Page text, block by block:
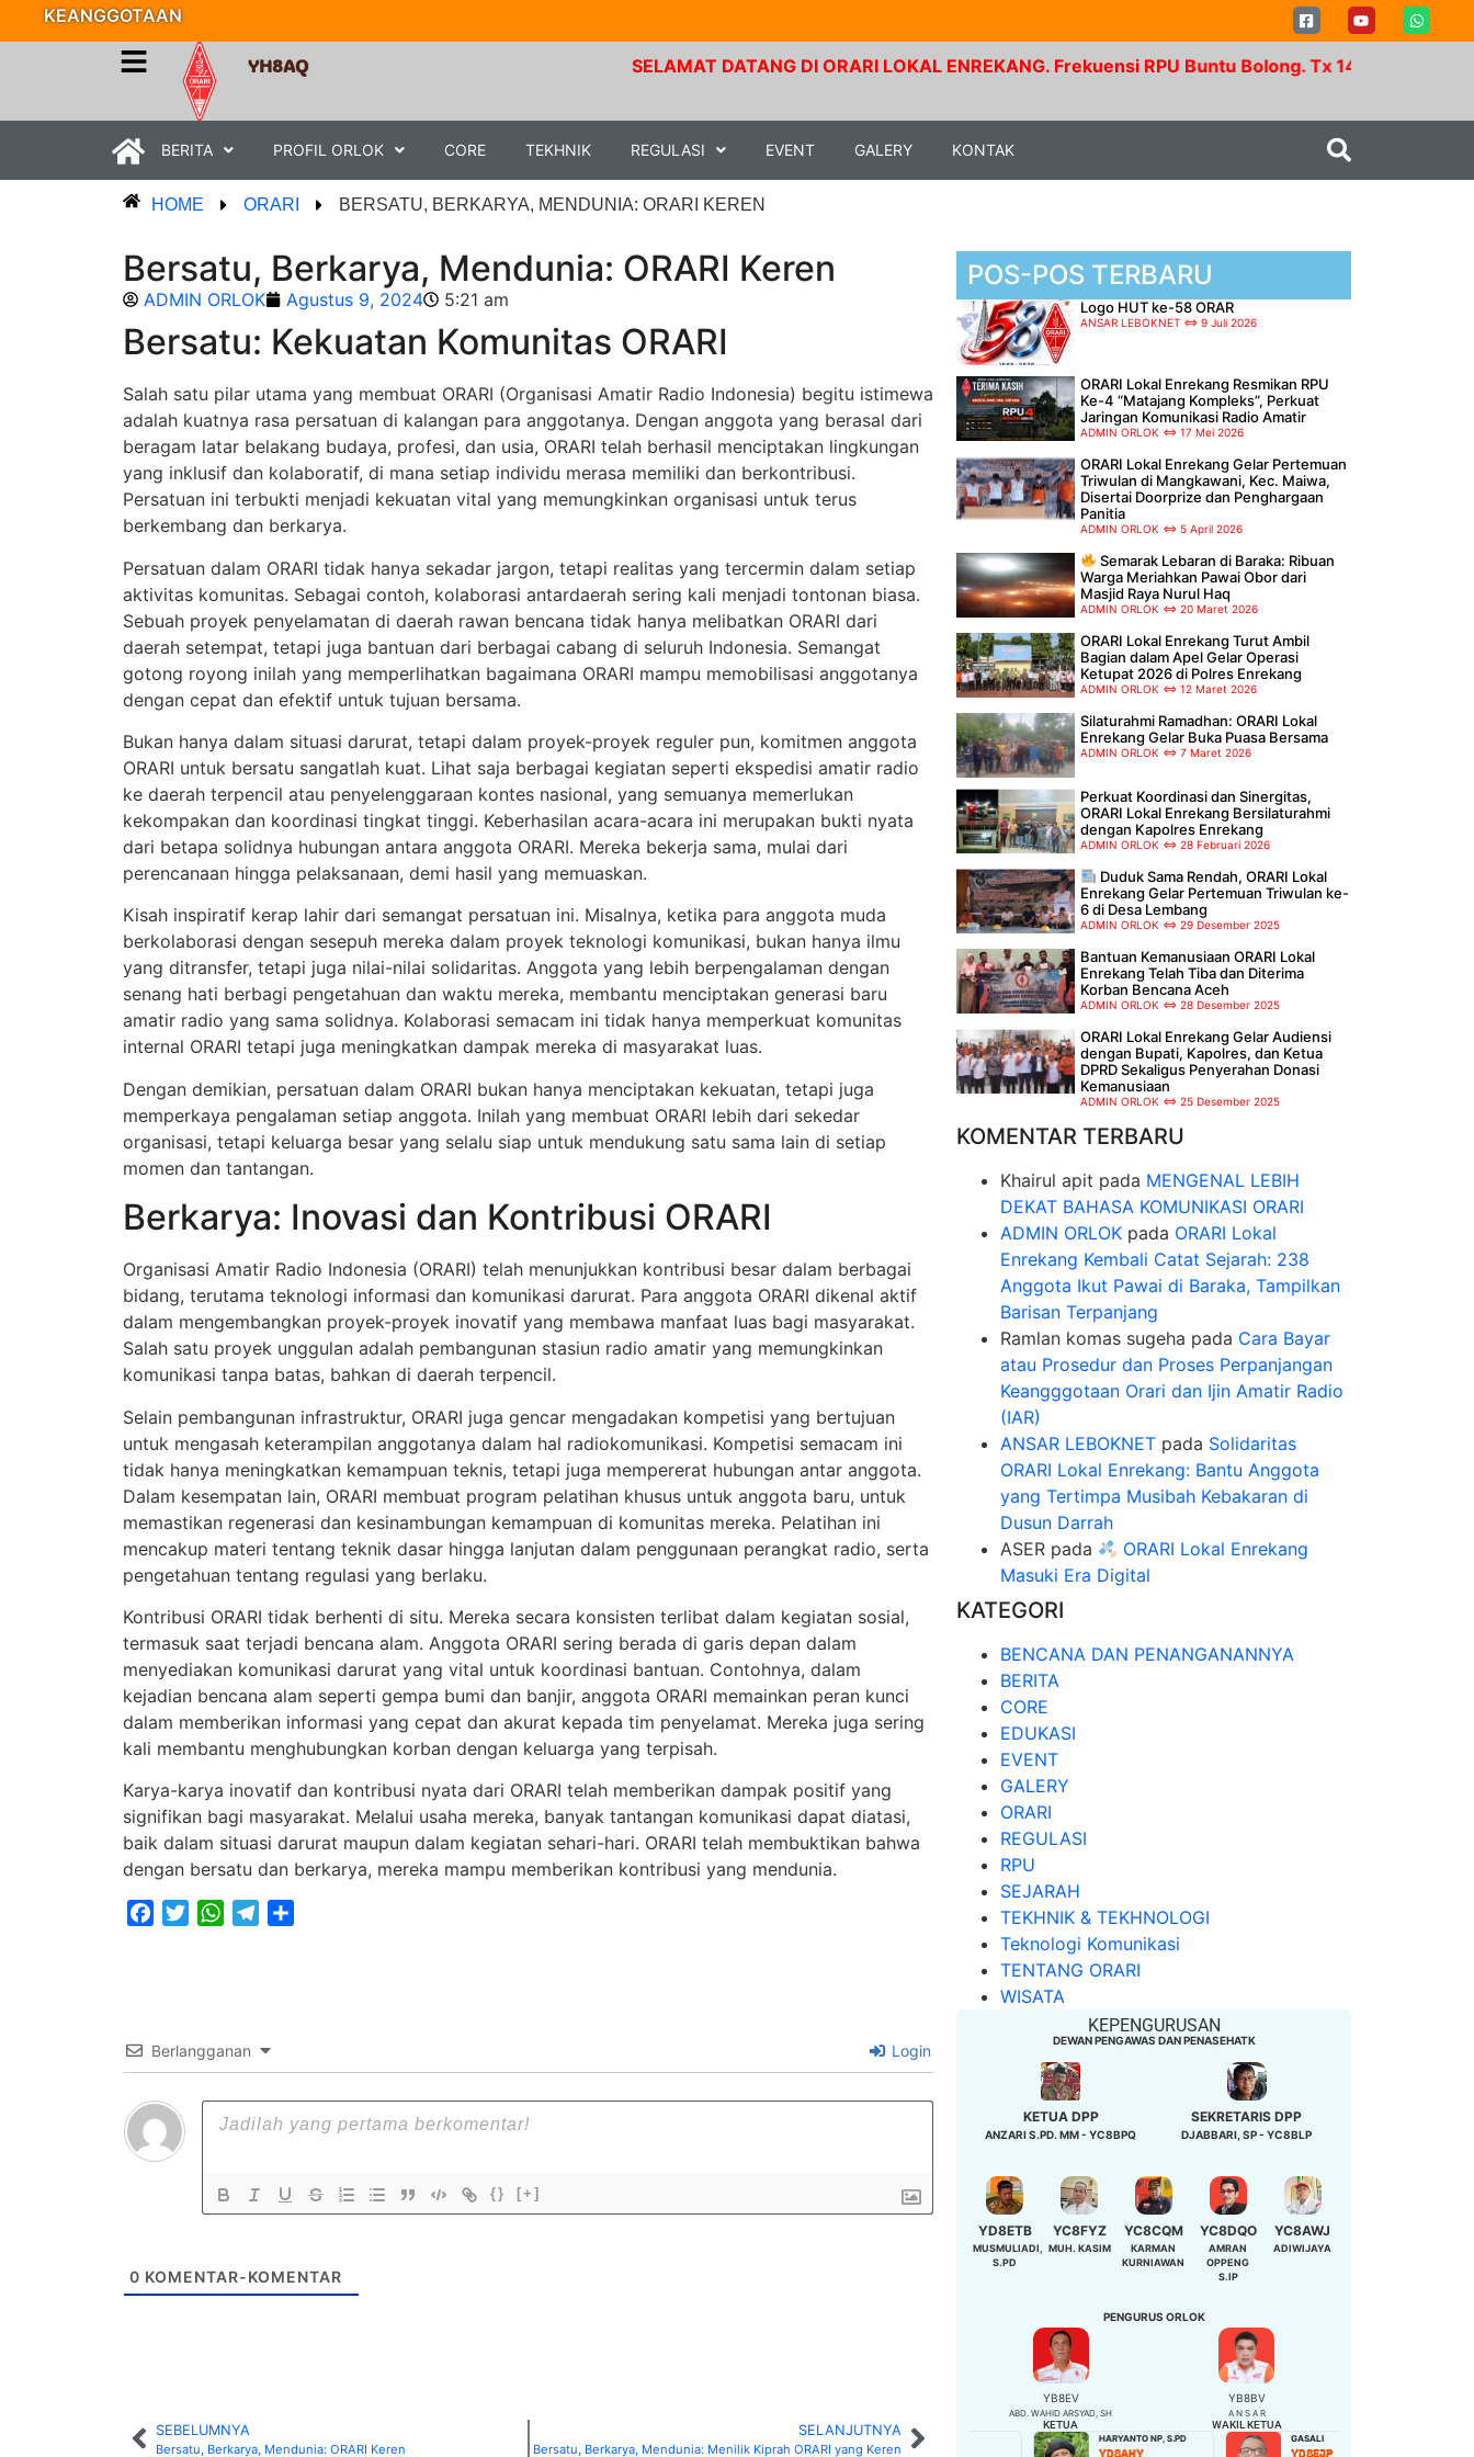
KEANGGOTAAN
YH8AQ SELAMAT DATANG DI ORARI LOKAL ENREKANG. Frekuensi RPU Buntu Bolong. Tx 145.350 Mhz - Rx
BERITA PROFIL ORLOK CORE TEKHNIK REGULASI EVENT GALERY KONTAK
HOME ORARI BERSATU, BERKARYA, MENDUNIA: ORARI KEREN
Bersatu, Berkarya, Mendunia: ORARI Keren
ADMIN ORLOK Agustus 9, 2024 5:21 am
Bersatu: Kekuatan Komunitas ORARI
Salah satu pilar utama yang membuat ORARI (Organisasi Amatir Radio Indonesia) begitu istimewa
adalah kuatnya rasa persatuan di kalangan para anggotanya. Dengan anggota yang berasal dari
beragam latar belakang budaya, profesi, dan usia, ORARI telah berhasil menciptakan lingkungan
yang inklusif dan kolaboratif, di mana setiap individu merasa memiliki dan berkontribusi.
Persatuan ini terbukti menjadi kekuatan vital yang memungkinkan organisasi untuk terus
berkembang dan berkarya.
Persatuan dalam ORARI tidak hanya sekadar jargon, tetapi realitas yang tercermin dalam setiap
aktivitas komunitas. Sebagai contoh, kolaborasi antardaerah sering kali menjadi tontonan biasa.
Sebuah proyek penyelamatan di daerah rawan bencana tidak hanya melibatkan ORARI dari
daerah setempat, tetapi juga bantuan dari berbagai cabang di seluruh Indonesia. Semangat
gotong royong inilah yang memperlihatkan bagaimana ORARI mampu memobilisasi anggotanya
dengan cepat dan efektif untuk tujuan bersama.
Bukan hanya dalam situasi darurat, tetapi dalam proyek-proyek reguler pun, komitmen anggota
ORARI untuk bersatu sangatlah kuat. Lihat saja berbagai kegiatan seperti ekspedisi amatir radio
ke daerah terpencil atau penyelenggaraan kontes nasional, yang semuanya memerlukan
kekompakan dan koordinasi tingkat tinggi. Keberhasilan acara-acara ini merupakan bukti nyata
dari betapa solidnya hubungan antara anggota ORARI. Mereka bekerja sama, mulai dari
perencanaan hingga pelaksanaan, demi hasil yang memuaskan.
Kisah inspiratif kerap lahir dari semangat persatuan ini. Misalnya, ketika para anggota muda
berkolaborasi dengan sesepuh mereka dalam proyek teknologi komunikasi, bukan hanya ilmu
yang ditransfer, tetapi juga nilai-nilai solidaritas. Anggota yang lebih berpengalaman dengan
senang hati berbagi pengetahuan dan waktu mereka, membantu menciptakan generasi baru
amatir radio yang sama solidnya. Kolaborasi semacam ini tidak hanya memperkuat komunitas
internal ORARI tetapi juga meningkatkan dampak mereka di masyarakat luas.
Dengan demikian, persatuan dalam ORARI bukan hanya menciptakan kekuatan, tetapi juga
memperkaya pengalaman setiap anggota. Inilah yang membuat ORARI lebih dari sekedar
organisasi, tetapi keluarga besar yang selalu siap untuk mendukung satu sama lain di setiap
momen dan tantangan.
Berkarya: Inovasi dan Kontribusi ORARI
Organisasi Amatir Radio Indonesia (ORARI) telah menunjukkan kontribusi besar dalam berbagai
bidang, terutama teknologi informasi dan komunikasi darurat. Para anggota ORARI dikenal aktif
dalam mengembangkan proyek-proyek inovatif yang membawa manfaat luas bagi masyarakat.
Salah satu proyek unggulan adalah pembangunan stasiun radio amatir yang memungkinkan
komunikasi tanpa batas, bahkan di daerah terpencil.
Selain pembangunan infrastruktur, ORARI juga gencar mengadakan kompetisi yang bertujuan
untuk mengasah keterampilan anggotanya dalam hal radiokomunikasi. Kompetisi semacam ini
tidak hanya meningkatkan kemampuan teknis, tetapi juga mempererat hubungan antar anggota.
Dalam kesempatan lain, ORARI membuat program pelatihan khusus untuk anggota baru, untuk
memastikan regenerasi dan kesinambungan kemampuan di komunitas mereka. Pelatihan ini
mencakup materi tentang teknik dasar hingga lanjutan dalam penggunaan perangkat radio, serta
pengetahuan tentang regulasi yang berlaku.
Kontribusi ORARI tidak berhenti di situ. Mereka secara konsisten terlibat dalam kegiatan sosial,
termasuk saat terjadi bencana alam. Anggota ORARI sering berada di garis depan dalam
menyediakan komunikasi darurat yang vital untuk koordinasi bantuan. Contohnya, dalam
kejadian bencana alam seperti gempa bumi dan banjir, anggota ORARI memainkan peran kunci
dalam memberikan informasi yang cepat dan akurat kepada tim penyelamat. Mereka juga sering
kali membantu menghubungkan korban dengan keluarga yang terpisah.
Karya-karya inovatif dan kontribusi nyata dari ORARI telah memberikan dampak positif yang
signifikan bagi masyarakat. Melalui usaha mereka, banyak tantangan komunikasi dapat diatasi,
baik dalam situasi darurat maupun dalam kegiatan sehari-hari. ORARI telah membuktikan bahwa
dengan bersatu dan berkarya, mereka mampu memberikan kontribusi yang mendunia.
FacebookTwitterWhatsAppTelegram
Berlangganan Login
{} [+]
0 KOMENTAR-KOMENTAR
SEBELUMNYA
Bersatu, Berkarya, Mendunia: ORARI Keren
SELANJUTNYA
Bersatu, Berkarya, Mendunia: Menilik Kiprah ORARI yang Keren
POS-POS TERBARU
Logo HUT ke-58 ORAR
ANSAR LEBOKNET 9 Juli 2026
ORARI Lokal Enrekang Resmikan RPU
Ke-4 “Matajang Kompleks”, Perkuat
Jaringan Komunikasi Radio Amatir
ADMIN ORLOK 17 Mei 2026
ORARI Lokal Enrekang Gelar Pertemuan
Triwulan di Mangkawani, Kec. Maiwa,
Disertai Doorprize dan Penghargaan
Panitia
ADMIN ORLOK 5 April 2026
Semarak Lebaran di Baraka: Ribuan
Warga Meriahkan Pawai Obor dari
Masjid Raya Nurul Haq
ADMIN ORLOK 20 Maret 2026
ORARI Lokal Enrekang Turut Ambil
Bagian dalam Apel Gelar Operasi
Ketupat 2026 di Polres Enrekang
ADMIN ORLOK 12 Maret 2026
Silaturahmi Ramadhan: ORARI Lokal
Enrekang Gelar Buka Puasa Bersama
ADMIN ORLOK 7 Maret 2026
Perkuat Koordinasi dan Sinergitas,
ORARI Lokal Enrekang Bersilaturahmi
dengan Kapolres Enrekang
ADMIN ORLOK 28 Februari 2026
Duduk Sama Rendah, ORARI Lokal
Enrekang Gelar Pertemuan Triwulan ke-
6 di Desa Lembang
ADMIN ORLOK 29 Desember 2025
Bantuan Kemanusiaan ORARI Lokal
Enrekang Telah Tiba dan Diterima
Korban Bencana Aceh
ADMIN ORLOK 28 Desember 2025
ORARI Lokal Enrekang Gelar Audiensi
dengan Bupati, Kapolres, dan Ketua
DPRD Sekaligus Penyerahan Donasi
Kemanusiaan
ADMIN ORLOK 25 Desember 2025
KOMENTAR TERBARU
Khairul apit pada MENGENAL LEBIH
DEKAT BAHASA KOMUNIKASI ORARI
ADMIN ORLOK pada ORARI Lokal
Enrekang Kembali Catat Sejarah: 238
Anggota Ikut Pawai di Baraka, Tampilkan
Barisan Terpanjang
Ramlan komas sugeha pada Cara Bayar
atau Prosedur dan Proses Perpanjangan
Keangggotaan Orari dan Ijin Amatir Radio
(IAR)
ANSAR LEBOKNET pada Solidaritas
ORARI Lokal Enrekang: Bantu Anggota
yang Tertimpa Musibah Kebakaran di
Dusun Darrah
ASER pada
ORARI Lokal Enrekang
Masuki Era Digital
KATEGORI
BENCANA DAN PENANGANANNYA
BERITA
CORE
EDUKASI
EVENT
GALERY
ORARI
REGULASI
RPU
SEJARAH
TEKHNIK & TEKHNOLOGI
Teknologi Komunikasi
TENTANG ORARI
WISATA
KEPENGURUSAN
DEWAN PENGAWAS DAN PENASEHATK
KETUA DPP
ANZARI S.PD. MM - YC8BPQ
SEKRETARIS DPP
DJABBARI, SP - YC8BLP
YD8ETB
MUSMULIADI,
S.PD
YC8FYZ
MUH. KASIM
YC8CQM
KARMAN
KURNIAWAN
YC8DQO
AMRAN
OPPENG
S.IP
YC8AWJ
ADIWIJAYA
PENGURUS ORLOK
YB8EV
ABD. WAHID ARSYAD, SH
KETUA
YB8BV
A N S A R
WAKIL KETUA
MUH RIDWAN A
YD8CPS YD8ERQ
SUPARDI
YD8EVF
HARYANTO NP, S.PD
YD8AHY
GASALI
YD8EJP